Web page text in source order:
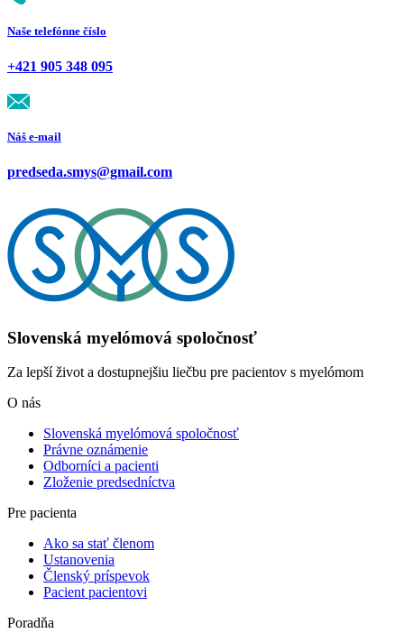
Naše telefónne číslo
+421 905 348 095
Náš e-mail
predseda.smys@gmail.com
Slovenská myelómová spoločnosť
Za lepší život a dostupnejšiu liečbu pre pacientov s myelómom
O nás
Slovenská myelómová spoločnosť
Právne oznámenie
Odborníci a pacienti
Zloženie predsedníctva
Pre pacienta
Ako sa stať členom
Ustanovenia
Členský príspevok
Pacient pacientovi
Poradňa